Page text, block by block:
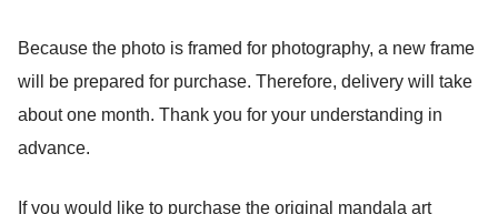
Because the photo is framed for photography, a new frame
will be prepared for purchase. Therefore, delivery will take
about one month. Thank you for your understanding in
advance.
If you would like to purchase the original mandala art